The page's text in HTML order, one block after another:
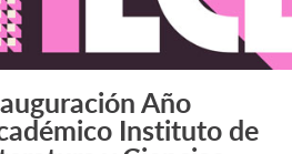
Leer más +
Año
Instituto de